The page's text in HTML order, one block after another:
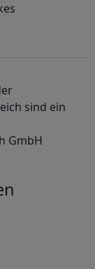
sind ein
GmbH